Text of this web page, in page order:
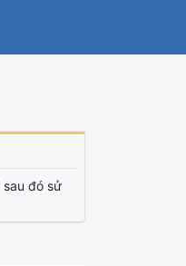
sau đó sử